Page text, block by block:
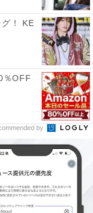
ットです」（60
した。
ング結果を見る
！ KE
％OFF
by